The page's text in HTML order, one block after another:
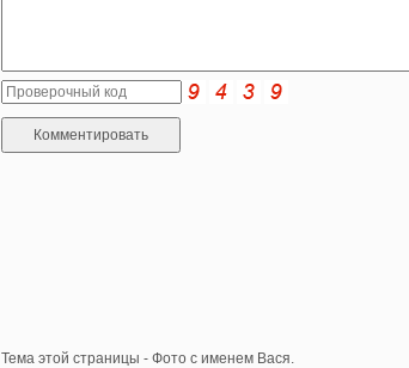
Тема этой страницы - Фото с именем Вася.